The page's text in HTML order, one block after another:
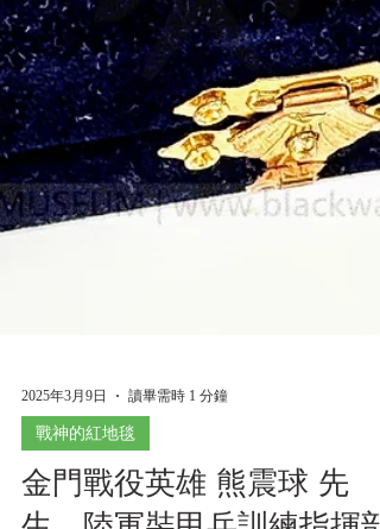
2025年3月9日 讀畢需時 1 分鐘
戰神的紅地毯